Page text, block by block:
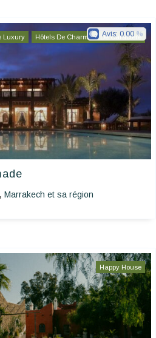
Luxury Hôtels De Charme & De Caractère
, Marrakech et sa région
Avis: 0.00
Happy House